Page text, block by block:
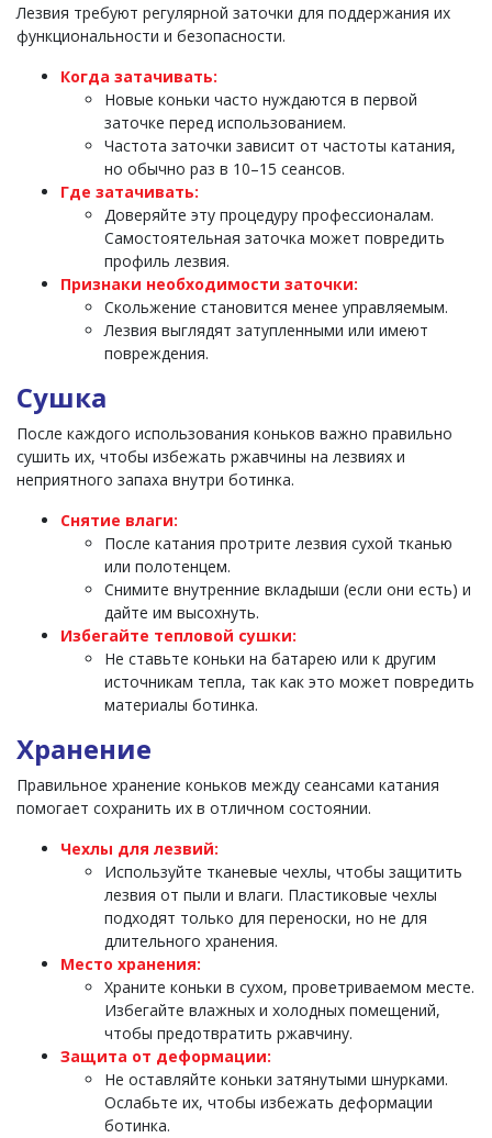
Лезвия требуют регулярной заточки для поддержания их
функциональности и безопасности.
Когда затачивать:
Новые коньки часто нуждаются в первой
заточке перед использованием.
Частота заточки зависит от частоты катания,
но обычно раз в 10–15 сеансов.
Где затачивать:
Доверяйте эту процедуру профессионалам.
Самостоятельная заточка может повредить
профиль лезвия.
Признаки необходимости заточки:
Скольжение становится менее управляемым.
Лезвия выглядят затупленными или имеют
повреждения.
Сушка
После каждого использования коньков важно правильно
сушить их, чтобы избежать ржавчины на лезвиях и
неприятного запаха внутри ботинка.
Снятие влаги:
После катания протрите лезвия сухой тканью
или полотенцем.
Снимите внутренние вкладыши (если они есть) и
дайте им высохнуть.
Избегайте тепловой сушки:
Не ставьте коньки на батарею или к другим
источникам тепла, так как это может повредить
материалы ботинка.
Хранение
Правильное хранение коньков между сеансами катания
помогает сохранить их в отличном состоянии.
Чехлы для лезвий:
Используйте тканевые чехлы, чтобы защитить
лезвия от пыли и влаги. Пластиковые чехлы
подходят только для переноски, но не для
длительного хранения.
Место хранения:
Храните коньки в сухом, проветриваемом месте.
Избегайте влажных и холодных помещений,
чтобы предотвратить ржавчину.
Защита от деформации:
Не оставляйте коньки затянутыми шнурками.
Ослабьте их, чтобы избежать деформации
ботинка.